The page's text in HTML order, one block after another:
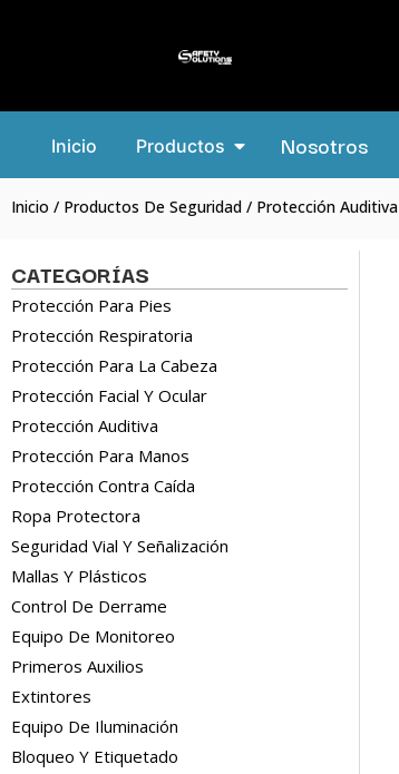
Inicio Productos Nosotros
Inicio / Productos De Seguridad / Protección Auditiva
CATEGORÍAS
Protección Para Pies
Protección Respiratoria
Protección Para La Cabeza
Protección Facial Y Ocular
Protección Auditiva
Protección Para Manos
Protección Contra Caída
Ropa Protectora
Seguridad Vial Y Señalización
Mallas Y Plásticos
Control De Derrame
Equipo De Monitoreo
Primeros Auxilios
Extintores
Equipo De Iluminación
Bloqueo Y Etiquetado